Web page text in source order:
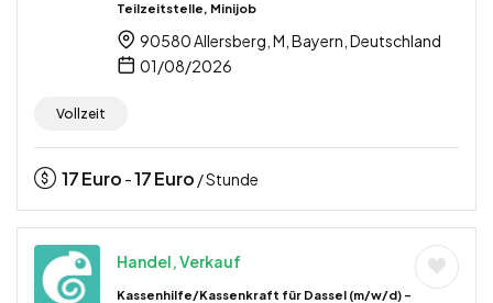
Teilzeitstelle, Minijob
90580 Allersberg, M, Bayern, Deutschland
01/08/2026
Vollzeit
17Euro -17Euro / Stunde
Handel, Verkauf
Kassenhilfe/Kassenkraft für Dassel (m/w/d) –